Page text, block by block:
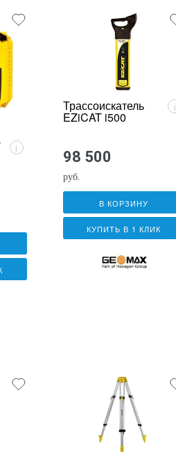
i
Трассоискатель
EZiCAT i500
i
98 500
руб.
В КОРЗИНУ
КУПИТЬ В 1 КЛИК